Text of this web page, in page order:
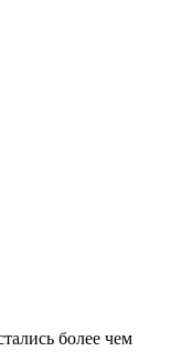
более чем